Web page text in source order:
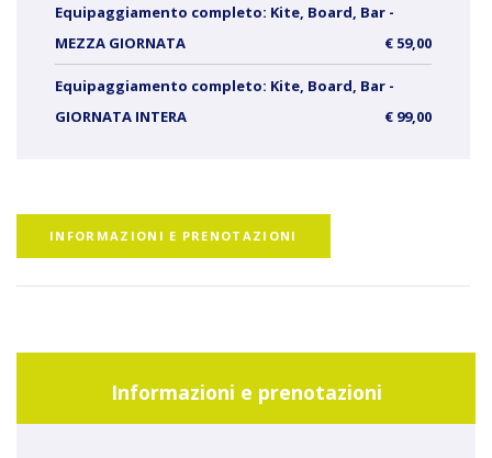
Equipaggiamento completo: Kite, Board, Bar -
MEZZA GIORNATA
€ 59,00
Equipaggiamento completo: Kite, Board, Bar -
GIORNATA INTERA
€ 99,00
INFORMAZIONI E PRENOTAZIONI
Informazioni e prenotazioni